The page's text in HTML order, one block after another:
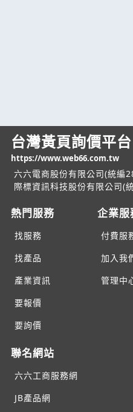
台灣黃頁詢價平台
https://www.web66.com.tw
六六電商股份有限公司(統編
際標資訊科技股份有限公司(
熱門服務
找服務
找產品
產業資訊
要報價
要詢價
企業服
付費服
加入我
管理中
聯名網站
六六工商服務網
JB產品網